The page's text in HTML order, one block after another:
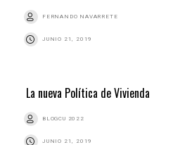
FERNANDO NAVARRETE
JUNIO 21, 2019
La nueva Política de Vivienda
BLOGCU 2022
JUNIO 21, 2019